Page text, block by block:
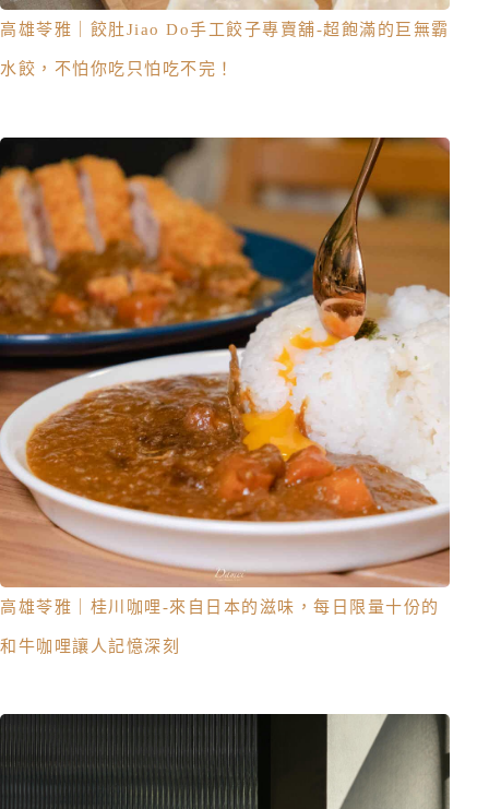
高雄苓雅｜餃肚Jiao Do手工餃子專賣舖-超飽滿的巨無霸
水餃，不怕你吃只怕吃不完！
高雄苓雅｜桂川咖哩-來自日本的滋味，每日限量十份的
和牛咖哩讓人記憶深刻